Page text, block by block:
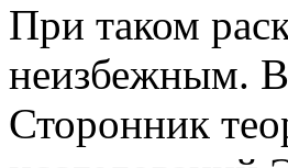
При таком
неизбежным.
Сторонник